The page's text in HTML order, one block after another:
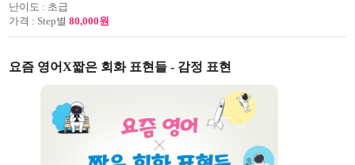
난이도 : 초급
가격 : Step별 80,000원
요즘 영어X짧은 회화 표현들 - 감정 표현